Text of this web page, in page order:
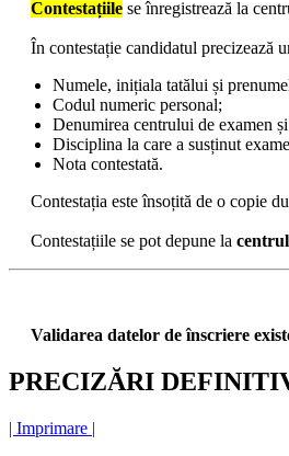
Contestațiile se înregistrează la
În contestație candidatul precizează
Numele, inițiala tatălui și
Codul numeric personal;
Denumirea centrului de examen
Disciplina la care a susținut
Nota contestată.
Contestația este însoțită de o copie
Contestațiile se pot depune la
Validarea datelor de înscriere
PRECIZĂRI
| Imprimare |